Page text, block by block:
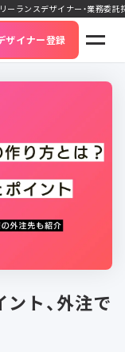
ーランスデザイナー・業務委
ザイナー登録
ト、外注で